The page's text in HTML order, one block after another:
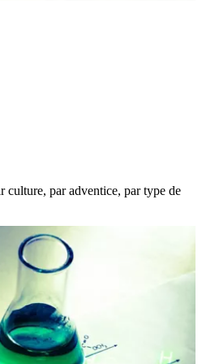
culture, par adventice, par type de